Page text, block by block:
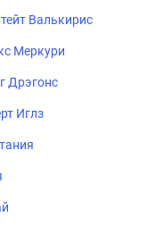
Валькирис
Меркури
Дрэгонс
Иглз